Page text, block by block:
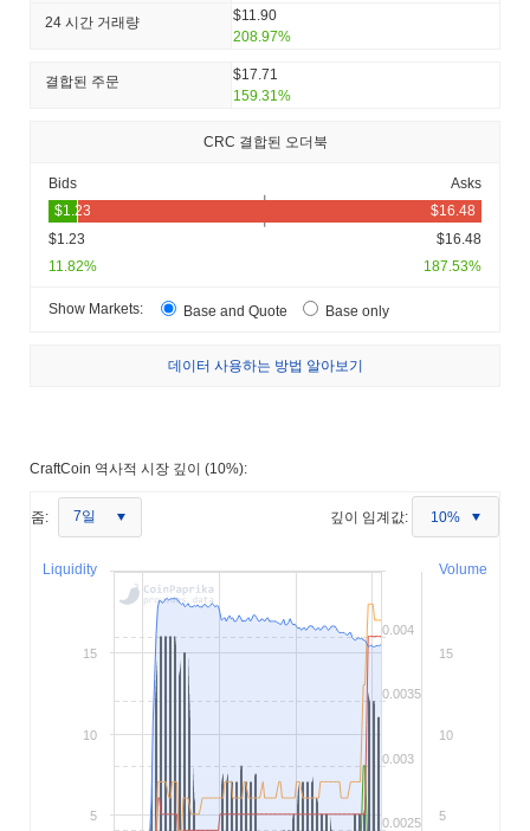
24 시간 거래량
$11.90
208.97%
결합된 주문
$17.71
159.31%
CRC 결합된 오더북
Bids Asks
$1.23
$16.48
11.82%
187.53%
Show Markets: Base and Quote Base only
데이터 사용하는 방법 알아보기
CraftCoin 역사적 시장 깊이 (10%):
줌: 7일 깊이 임계값: 10%
Volume
Liquidity
0.0025
0.003
0.0035
0.004
5
10
15
5
10
15